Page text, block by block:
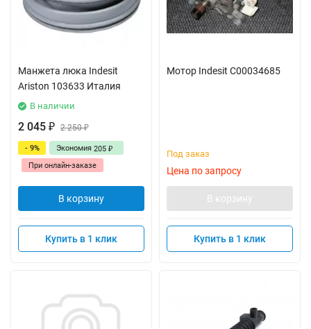
Манжета люка Indesit
Ariston 103633 Италия
В наличии
2 045 ₽ 2 250₽
- 9% Экономия 205 ₽
При онлайн-заказе
В корзину
Купить в 1 клик
Мотор Indesit C00034685
Под заказ
Цена по запросу
В корзину
Купить в 1 клик